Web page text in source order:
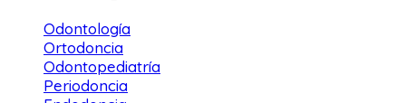
Odontología
Ortodoncia
Odontopediatría
Periodoncia